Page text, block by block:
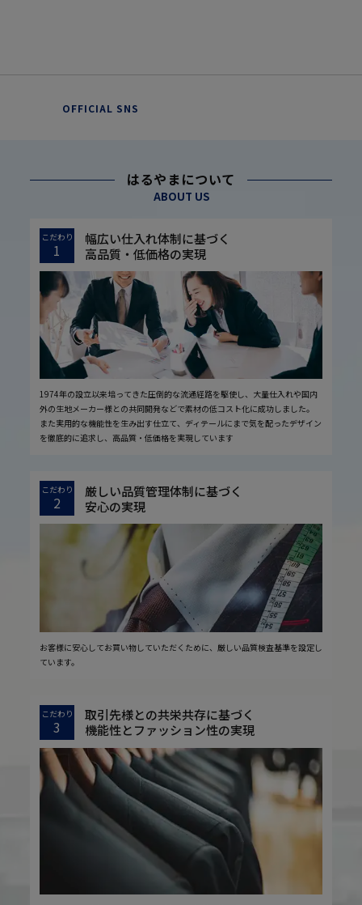
OFFICIAL SNS
はるやまについて
ABOUT US
こだわり
1
幅広い仕入れ体制に基づく
高品質・低価格の実現
1974年の設立以来培ってきた圧倒的な流通経路を駆使し、大量仕入れや国内
外の生地メーカー様との共同開発などで素材の低コスト化に成功しました。
また実用的な機能性を生み出す仕立て、ディテールにまで気を配ったデザイン
を徹底的に追求し、高品質・低価格を実現しています
こだわり
2
厳しい品質管理体制に基づく
安心の実現
お客様に安心してお買い物していただくために、厳しい品質検査基準を設定し
ています。
こだわり
3
取引先様との共栄共存に基づく
機能性とファッション性の実現